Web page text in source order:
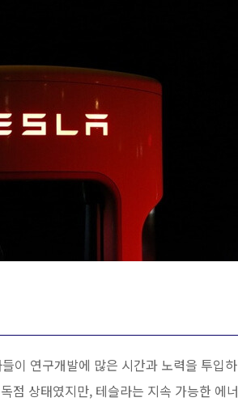
이 연구개발에 많은 시간과 노력을 투입
점 상태였지만, 테슬라는 지속 가능한 에